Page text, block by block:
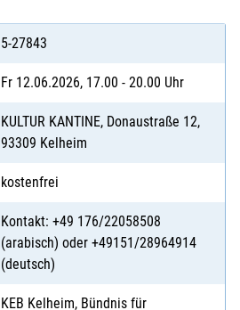
5-27843
Fr 12.06.2026, 17.00 - 20.00 Uhr
KULTUR KANTINE, Donaustraße 12,
93309 Kelheim
kostenfrei
Kontakt: +49 176/22058508
(arabisch) oder +49151/28964914
(deutsch)
KEB Kelheim, Bündnis für